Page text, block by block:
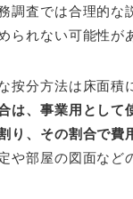
調査では合理的な
られない可能性が
分方法は床面積
は、事業用として
り、その割合で費
や部屋の図面など